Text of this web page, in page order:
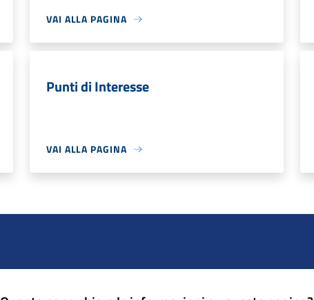
VAI ALLA PAGINA
Punti di Interesse
VAI ALLA PAGINA